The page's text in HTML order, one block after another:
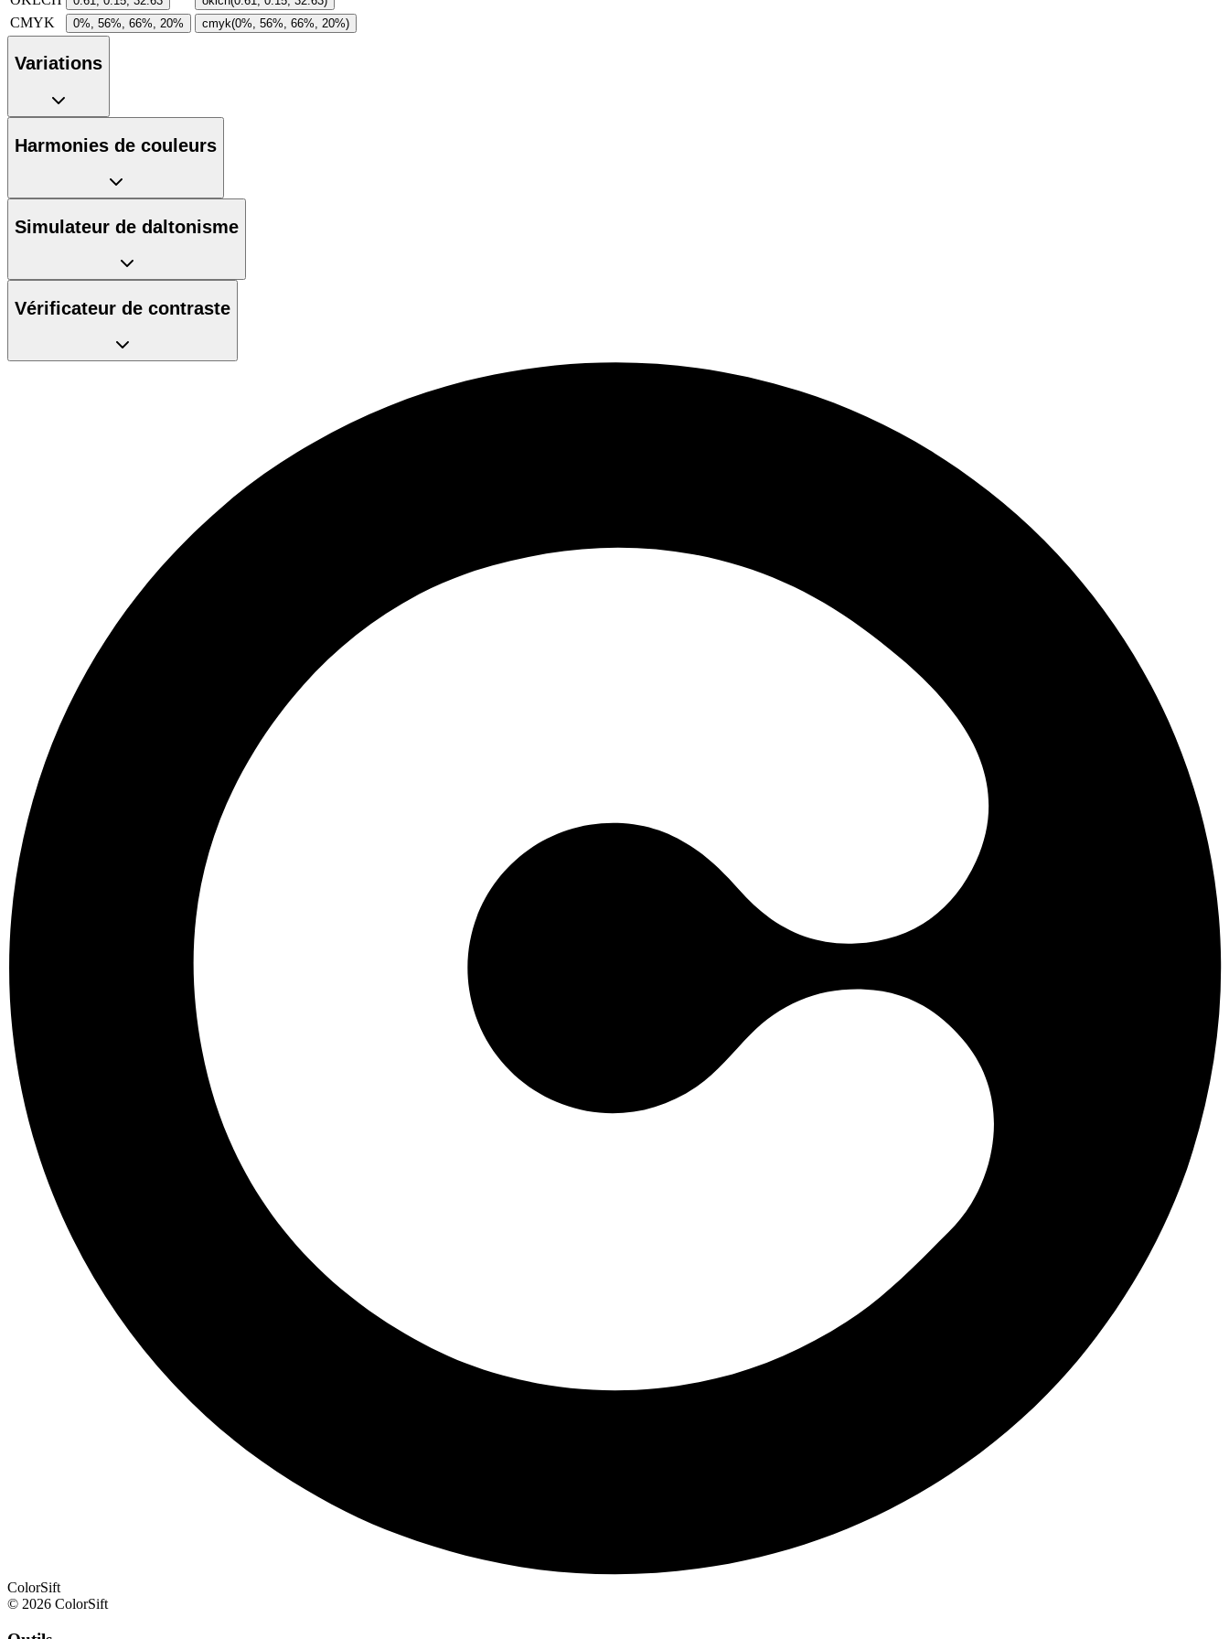
CMYK 0%, 56%, 66%, 20% cmyk(0%, 56%, 66%, 20%)
Variations
Harmonies de couleurs
Simulateur de daltonisme
Vérificateur de contraste
ColorSift
© 2026 ColorSift